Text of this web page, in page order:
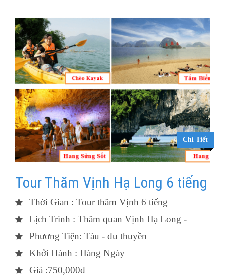
Chi Tiết
Tour Thăm Vịnh Hạ Long 6 tiếng
Thời Gian : Tour thăm Vịnh 6 tiếng
Lịch Trình : Thăm quan Vịnh Hạ Long -
Phương Tiện: Tàu - du thuyền
Khởi Hành : Hàng Ngày
Giá :750,000đ